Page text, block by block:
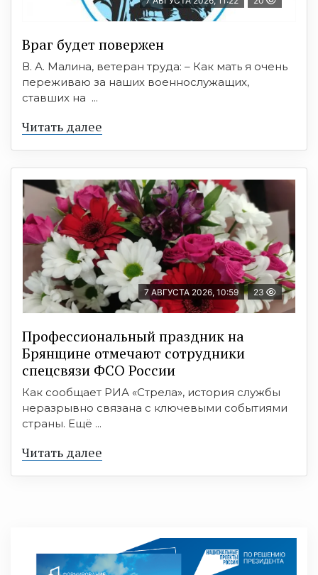
Враг будет повержен
В. А. Малина, ветеран труда: – Как мать я очень
переживаю за наших военнослужащих,
ставших на ...
Читать далее
7 АВГУСТА 2026, 10:59 23
Профессиональный праздник на
Брянщине отмечают сотрудники
спецсвязи ФСО России
Как сообщает РИА «Стрела», история службы
неразрывно связана с ключевыми событиями
страны. Ещё ...
Читать далее